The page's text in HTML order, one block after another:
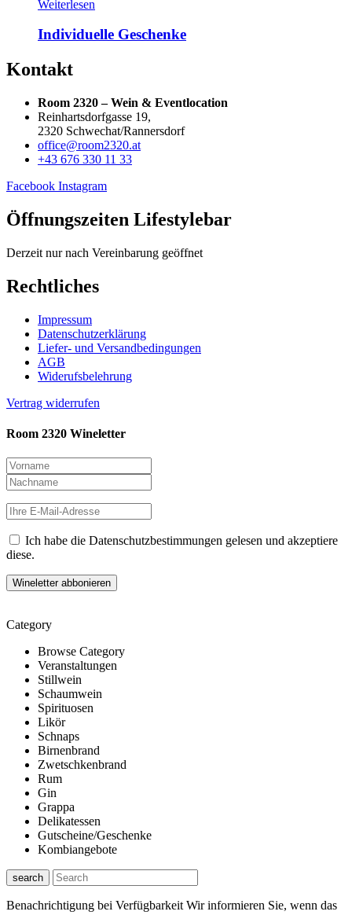
Weiterlesen
Individuelle Geschenke
Kontakt
Room 2320 – Wein & Eventlocation
Reinhartsdorfgasse 19,
2320 Schwechat/Rannersdorf
office@room2320.at
+43 676 330 11 33
Facebook Instagram
Öffnungszeiten Lifestylebar
Derzeit nur nach Vereinbarung geöffnet
Rechtliches
Impressum
Datenschutzerklärung
Liefer- und Versandbedingungen
AGB
Widerufsbelehrung
Vertrag widerrufen
Room 2320 Wineletter
Ich habe die Datenschutzbestimmungen gelesen und akzeptiere
diese.
Category
Browse Category
Veranstaltungen
Stillwein
Schaumwein
Spirituosen
Likör
Schnaps
Birnenbrand
Zwetschkenbrand
Rum
Gin
Grappa
Delikatessen
Gutscheine/Geschenke
Kombiangebote
search
Benachrichtigung bei Verfügbarkeit Wir informieren Sie, wenn das